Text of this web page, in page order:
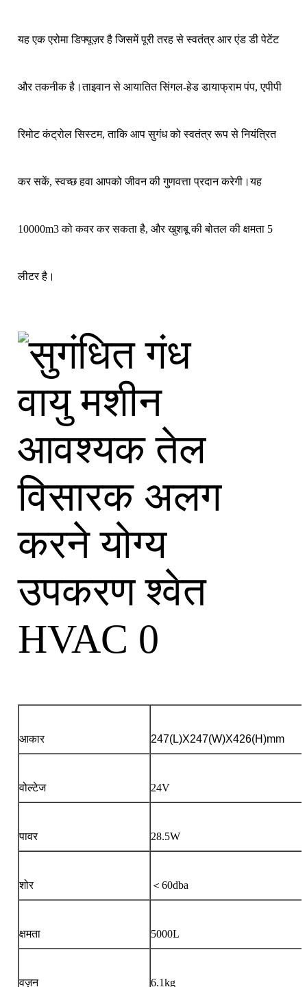
यह एक एरोमा डिफ्यूज़र है जिसमें पूरी तरह से स्वतंत्र आर एंड डी पेटेंट
और तकनीक है।ताइवान से आयातित सिंगल-हेड डायाफ्राम पंप, एपीपी
रिमोट कंट्रोल सिस्टम, ताकि आप सुगंध को स्वतंत्र रूप से नियंत्रित
कर सकें, स्वच्छ हवा आपको जीवन की गुणवत्ता प्रदान करेगी।यह
10000m3 को कवर कर सकता है, और खुशबू की बोतल की क्षमता 5
लीटर है।
आकार 247(L)X247(W)X426(H)mm
वोल्टेज 24V
पावर 28.5W
शोर ＜60dba
क्षमता 5000L
वज़न 6.1kg